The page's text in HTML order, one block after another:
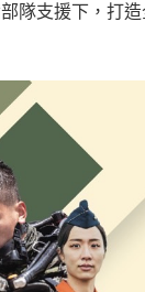
隊支援下，打